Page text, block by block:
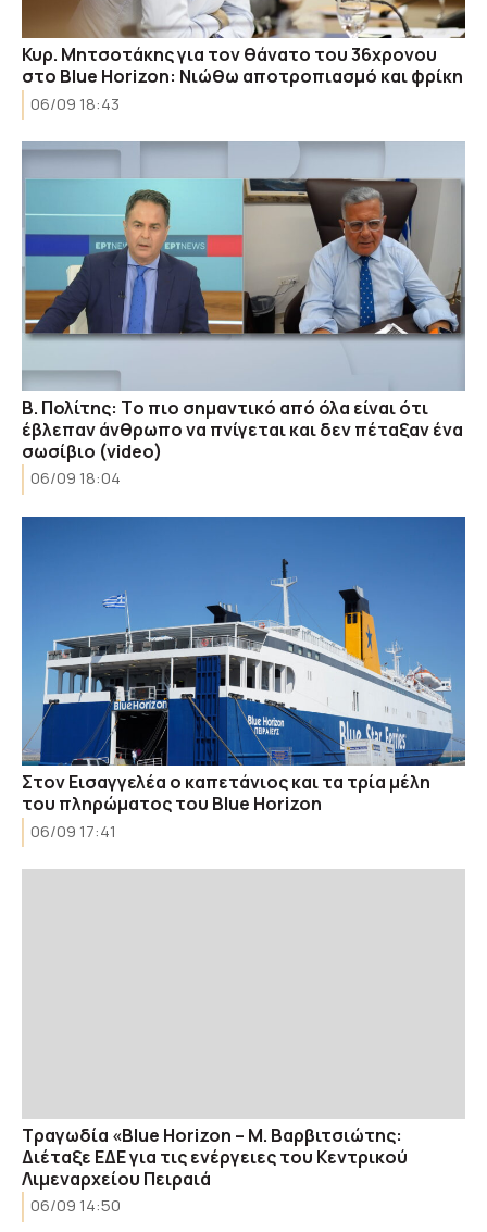
Κυρ. Μητσοτάκης για τον θάνατο του 36χρονου
στο Blue Horizon: Νιώθω αποτροπιασμό και φρίκη
06/09 18:43
B. Πολίτης: Tο πιο σημαντικό από όλα είναι ότι
έβλεπαν άνθρωπο να πνίγεται και δεν πέταξαν ένα
σωσίβιο (video)
06/09 18:04
Στον Εισαγγελέα ο καπετάνιος και τα τρία μέλη
του πληρώματος του Blue Horizon
06/09 17:41
Τραγωδία «Blue Horizon – Μ. Βαρβιτσιώτης:
Διέταξε ΕΔΕ για τις ενέργειες του Κεντρικού
Λιμεναρχείου Πειραιά
06/09 14:50